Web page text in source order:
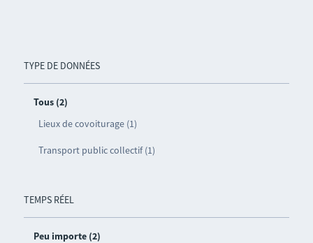
TYPE DE DONNÉES
Tous (2)
Lieux de covoiturage (1)
Transport public collectif (1)
TEMPS RÉEL
Peu importe (2)